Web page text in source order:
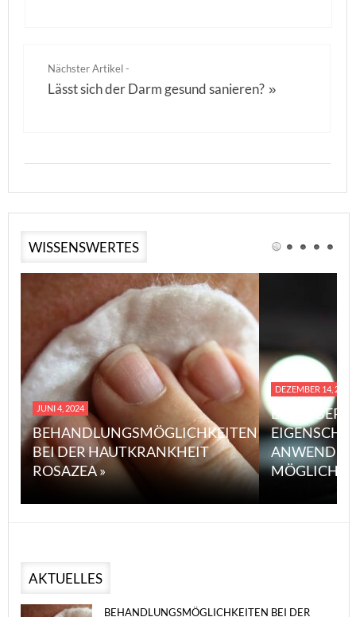
Nächster Artikel -
Lässt sich der Darm gesund sanieren? »
WISSENSWERTES
JUNI 4, 2024
BEHANDLUNGSMÖGLICHKEITEN
BEI DER HAUTKRANKHEIT
ROSAZEA »
DEZEMBER 14, 2023
EINE
MÖGLICHE
AKTUELLES
BEHANDLUNGSMÖGLICHKEITEN BEI DER